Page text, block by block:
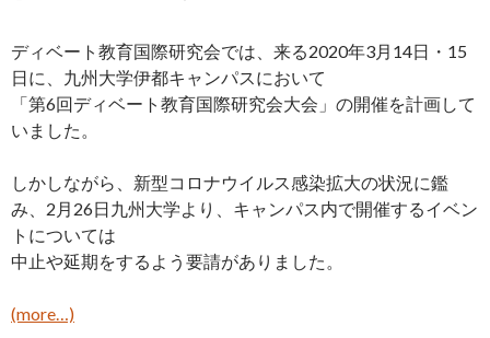
ディベート教育国際研究会では、来る2020年3月14日・15
日に、九州大学伊都キャンパスにおいて
「第6回ディベート教育国際研究会大会」の開催を計画して
いました。
しかしながら、新型コロナウイルス感染拡大の状況に鑑
み、2月26日九州大学より、キャンパス内で開催するイベン
トについては
中止や延期をするよう要請がありました。
(more…)